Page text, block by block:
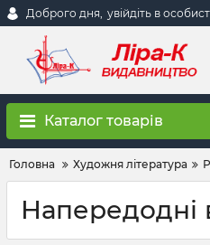
Доброго дня, увійдіть в
Каталог товарів
Головна Художня література
Напередодні